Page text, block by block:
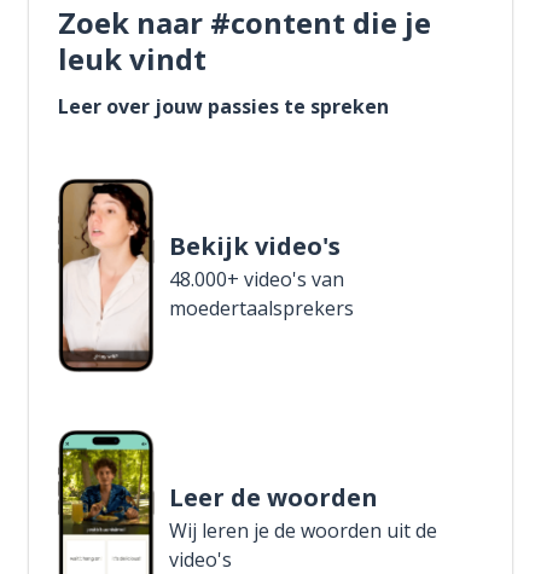
Zoek naar #content die je
leuk vindt
Leer over jouw passies te spreken
Bekijk video's
48.000+ video's van
moedertaalsprekers
Leer de woorden
Wij leren je de woorden uit de
video's